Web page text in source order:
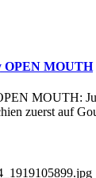
OPEN MOUTH
MOUTH:
zuerst auf